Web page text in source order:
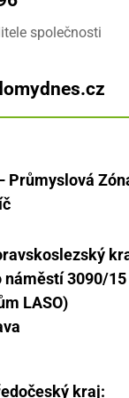
společnosti
Průmyslová
náměstí 3090/15
LASO)
kraj: